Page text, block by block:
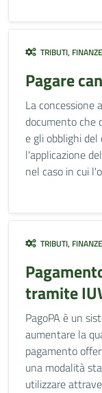
TRIBUTI,
Pagare
La concessione
documento che
e gli obblighi
l'applicazione
nel caso in cui
TRIBUTI,
tramite
PagoPA è un
aumentare la
pagamento
una modalità
utilizzare